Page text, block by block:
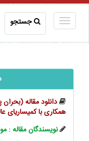
جستجو
دانلود مقاله
همکاری با کمیساریای
نویسندگان مقاله :